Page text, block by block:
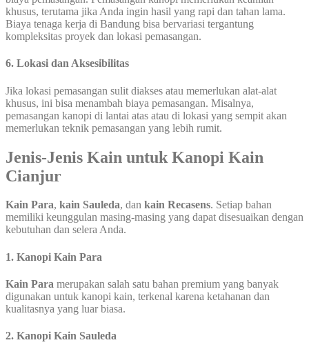
khusus, terutama jika Anda ingin hasil yang rapi dan tahan lama.
Biaya tenaga kerja di Bandung bisa bervariasi tergantung
kompleksitas proyek dan lokasi pemasangan.
6. Lokasi dan Aksesibilitas
Jika lokasi pemasangan sulit diakses atau memerlukan alat-alat
khusus, ini bisa menambah biaya pemasangan. Misalnya,
pemasangan kanopi di lantai atas atau di lokasi yang sempit akan
memerlukan teknik pemasangan yang lebih rumit.
Jenis-Jenis Kain untuk Kanopi Kain
Cianjur
Kain Para, kain Sauleda, dan kain Recasens. Setiap bahan
memiliki keunggulan masing-masing yang dapat disesuaikan dengan
kebutuhan dan selera Anda.
1. Kanopi Kain Para
Kain Para merupakan salah satu bahan premium yang banyak
digunakan untuk kanopi kain, terkenal karena ketahanan dan
kualitasnya yang luar biasa.
2. Kanopi Kain Sauleda